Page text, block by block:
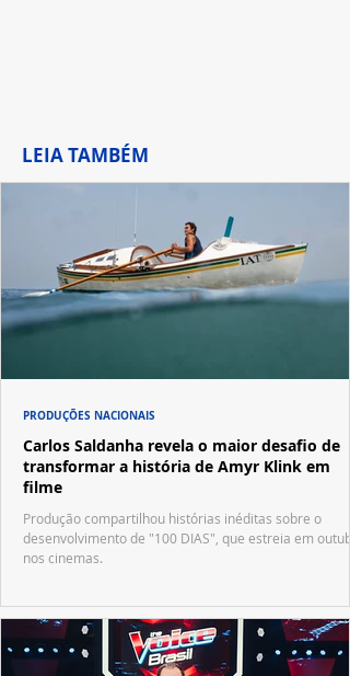
LEIA TAMBÉM
Carlos Saldanha revela o maior desafio de
transformar a história de Amyr Klink em
filme
Produção compartilhou histórias inéditas sobre o
desenvolvimento de "100 DIAS", que estreia em
nos cinemas.
PRODUÇÕES NACIONAIS